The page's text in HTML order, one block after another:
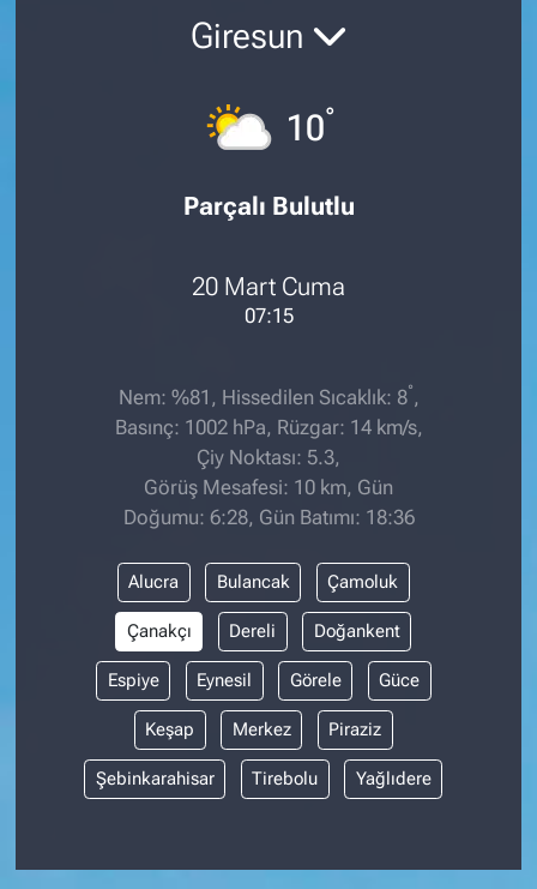
Giresun
10°
Parçalı Bulutlu
20 Mart Cuma
07:15
Nem: %81, Hissedilen Sıcaklık: 8° ,
Basınç: 1002 hPa, Rüzgar: 14 km/s,
Çiy Noktası: 5.3,
Görüş Mesafesi: 10 km, Gün
Doğumu: 6:28, Gün Batımı: 18:36
Alucra Bulancak Çamoluk
Çanakçı Dereli Doğankent
Espiye Eynesil Görele Güce
Keşap Merkez Piraziz
Şebinkarahisar Tirebolu Yağlıdere